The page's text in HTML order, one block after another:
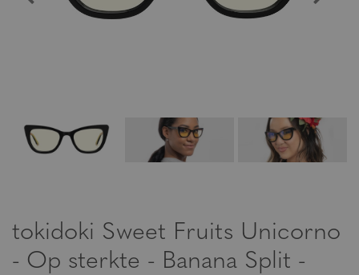
tokidoki Sweet Fruits Unicorno
- Op sterkte - Banana Split -